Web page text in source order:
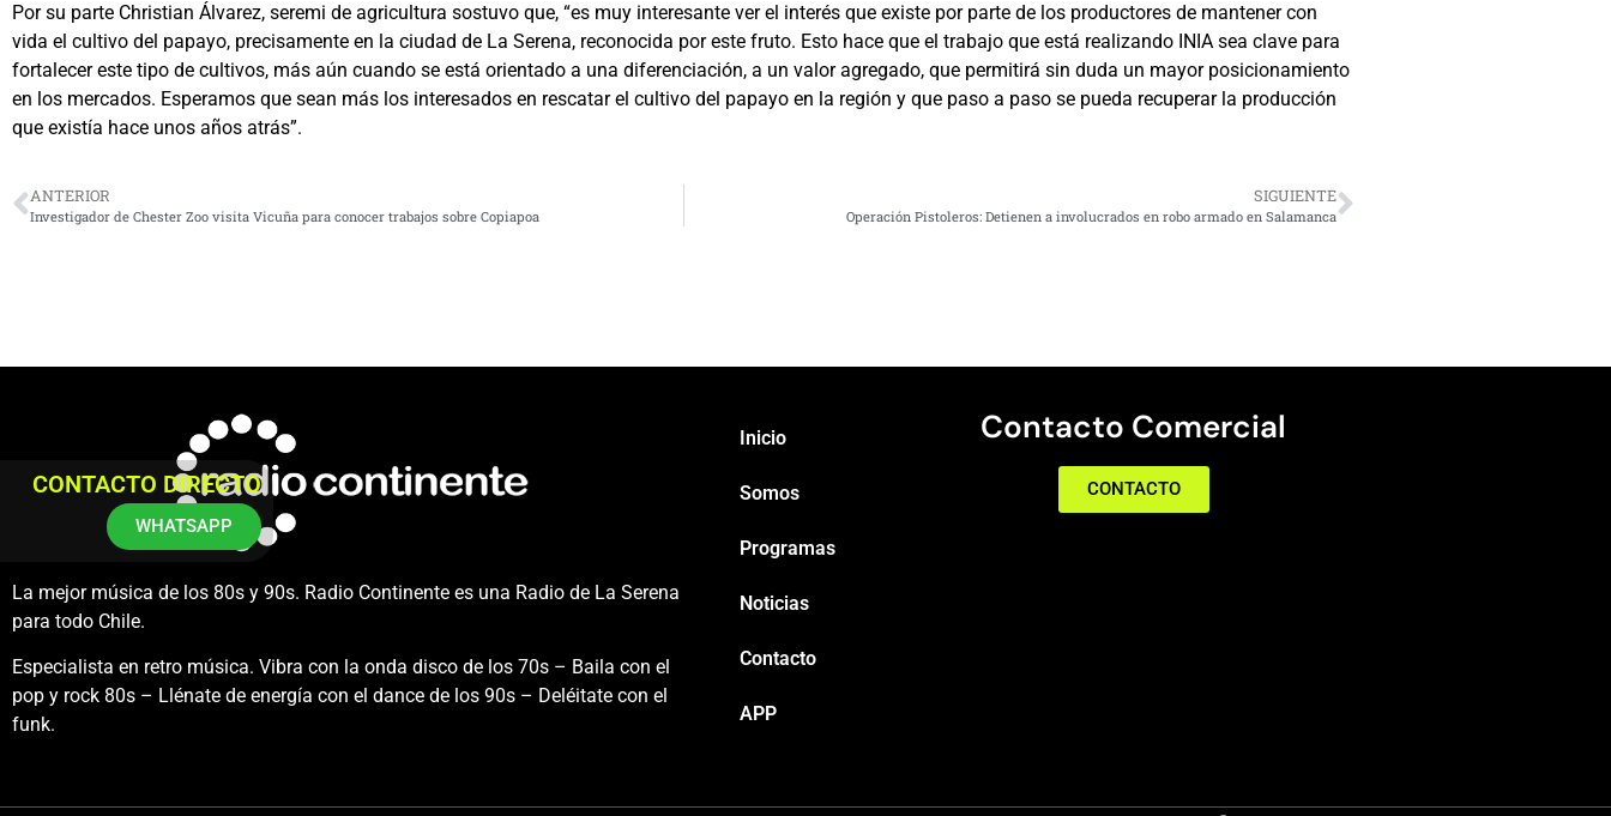
Por su parte Christian Álvarez, seremi de agricultura sostuvo que, “es muy interesante ver el interés que existe por parte de los productores de mantener con
vida el cultivo del papayo, precisamente en la ciudad de La Serena, reconocida por este fruto. Esto hace que el trabajo que está realizando INIA sea clave para
fortalecer este tipo de cultivos, más aún cuando se está orientado a una diferenciación, a un valor agregado, que permitirá sin duda un mayor posicionamiento
en los mercados. Esperamos que sean más los interesados en rescatar el cultivo del papayo en la región y que paso a paso se pueda recuperar la producción
que existía hace unos años atrás”.
ANTERIOR
Investigador de Chester Zoo visita Vicuña para conocer trabajos sobre Copiapoa
SIGUIENTE
Operación Pistoleros: Detienen a involucrados en robo armado en Salamanca
La mejor música de los 80s y 90s. Radio Continente es una Radio de La Serena
para todo Chile.
Especialista en retro música. Vibra con la onda disco de los 70s – Baila con el
pop y rock 80s – Llénate de energía con el dance de los 90s – Deléitate con el
funk.
Inicio
Somos
Programas
Noticias
Contacto
APP
Contacto Comercial
CONTACTO
CONTACTO DIRECTO
WHATSAPP